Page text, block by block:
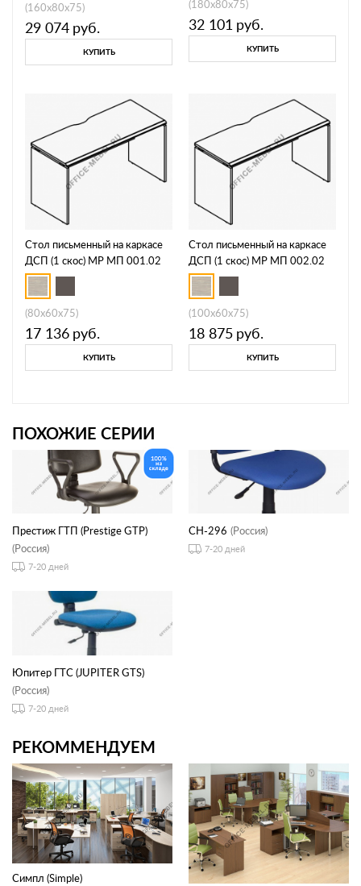
(160x80x75)
29 074 руб.
КУПИТЬ
(180x80x75)
32 101 руб.
КУПИТЬ
Стол письменный на каркасе
ДСП (1 скос) МР МП 001.02
(80x60x75)
17 136 руб.
КУПИТЬ
Стол письменный на каркасе
ДСП (1 скос) МР МП 002.02
(100x60x75)
18 875 руб.
КУПИТЬ
ПОХОЖИЕ СЕРИИ
Престиж ГТП (Prestige GTP)
(Россия)
7-20 дней
CH-296 (Россия)
7-20 дней
Юпитер ГТС (JUPITER GTS)
(Россия)
7-20 дней
РЕКОММЕНДУЕМ
Симпл (Simple)